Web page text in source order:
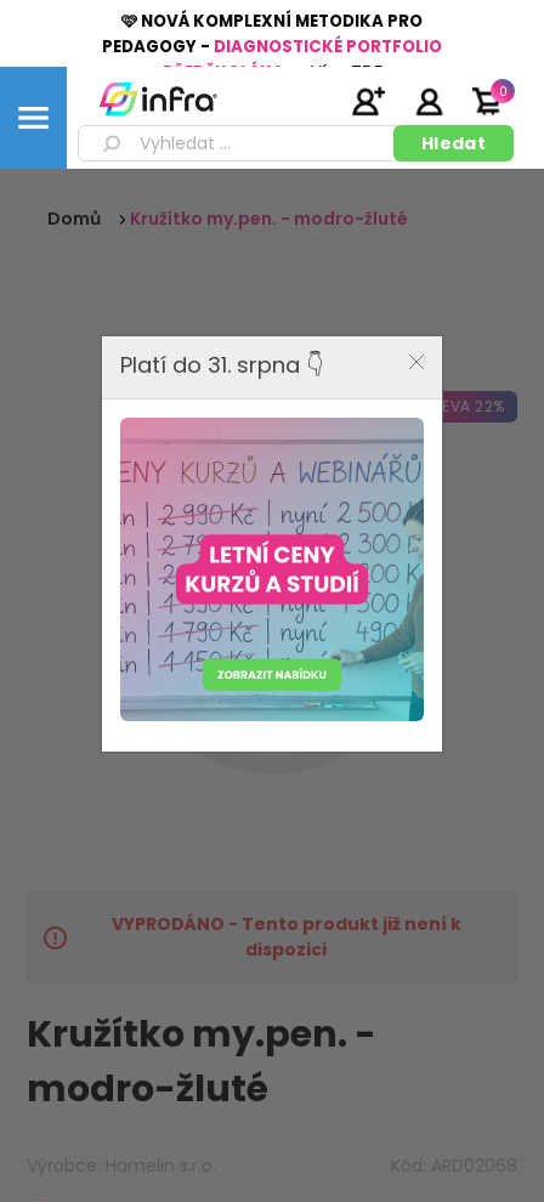
🩷 NOVÁ KOMPLEXNÍ METODIKA PRO
PEDAGOGY - DIAGNOSTICKÉ PORTFOLIO
PŘEDŠKOLÁKA
Více ZDE
0
Domů Kružítko my.pen. - modro-žluté
SLEVA 22%
VYPRODÁNO - Tento produkt již není k
dispozici
Kružítko my.pen. -
modro-žluté
Výrobce: Hamelin s.r.o. Kód: ARD02068
Platí do 31. srpna 👇